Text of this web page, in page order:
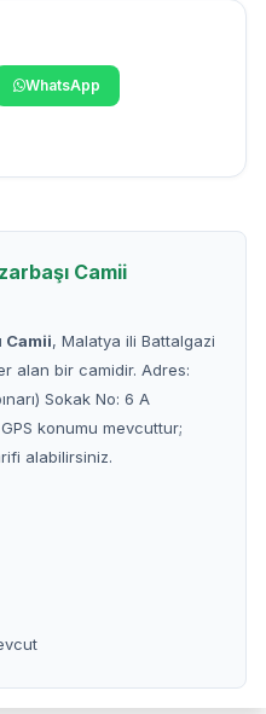
WhatsApp
Camii
Camii, Malatya ili Battalgazi
alan bir camidir. Adres:
Sokak No: 6 A
konumu mevcuttur;
alabilirsiniz.